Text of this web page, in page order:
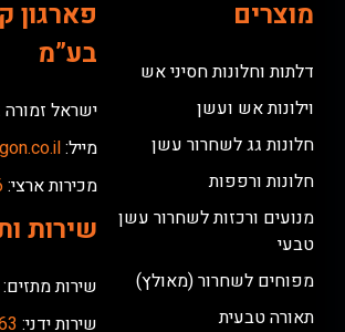
מוצרים
דלתות וחלונות חסיני אש
וילונות אש ועשן
חלונות גג לשחרור עשן
חלונות ורפפות
מנועים ורכזות לשחרור עשן
טבעי
מפוחים לשחרור (מאולץ)
תאורה טבעית
פארגון
בע”מ
ישראל זמורה 2 לוד
מייל:
מכירות ארצי:
שירות
שירות מתזים:
שירות ידני: